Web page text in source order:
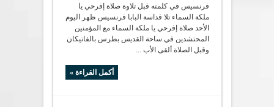
فرنسيس في كلمته قبل تلاوة صلاة إفرحي يا
ملكة السماء تلا قداسة البابا فرنسيس ظهر اليوم
الأحد صلاة إفرحي يا ملكة السماء مع المؤمنين
المحتشدين في ساحة القديس بطرس بالفاتيكان
وقبل الصلاة ألقى الأب ...
أكمل القراءة »